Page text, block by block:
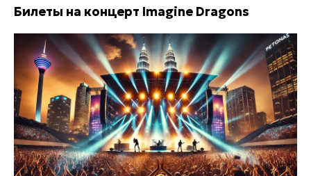
Билеты на концерт Imagine Dragons